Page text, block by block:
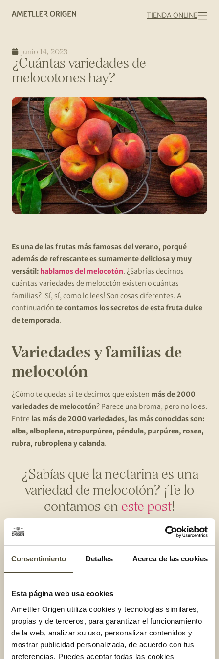
Consentimiento Detalles Acerca de las cookies
Esta página web usa cookies
Ametller Origen utiliza cookies y tecnologías similares,
propias y de terceros, para garantizar el funcionamiento
de la web, analizar su uso, personalizar contenidos y
mostrar publicidad personalizada, de acuerdo con tus
preferencias. Puedes aceptar todas las cookies,
TIENDA ONLINE
junio 14, 2023
¿Cuántas variedades de
melocotones hay?
Es una de las frutas más famosas del verano, porqué
además de refrescante es sumamente deliciosa y muy
versátil: hablamos del melocotón. ¿Sabrías decirnos
cuántas variedades de melocotón existen o cuántas
familias? ¡Sí, sí, como lo lees! Son cosas diferentes. A
continuación te contamos los secretos de esta fruta dulce
de temporada.
Variedades y familias de
melocotón
¿Cómo te quedas si te decimos que existen más de 2000
variedades de melocotón? Parece una broma, pero no lo es.
Entre las más de 2000 variedades, las más conocidas son:
alba, alboplena, atropurpúrea, péndula, purpúrea, rosea,
rubra, rubroplena y calanda.
¿Sabías que la nectarina es una
variedad de melocotón? ¡Te lo
contamos en este post!
Por otro lado,
el melocotón se puede clasificar en tres
Pulpa blanca
: como bien indica el nombre este tipo de
melocotón tiene la parte interior de color blanco.
Pulpa amarilla:con el interior amarillo
De tipo pavía: es decir, de pulpa dura o semidura,
adherida a la semilla
La principaldiferencia de sabor entre el de pulpa blanca y
amarilla es que el primero tiene un sabor suave y dulce,